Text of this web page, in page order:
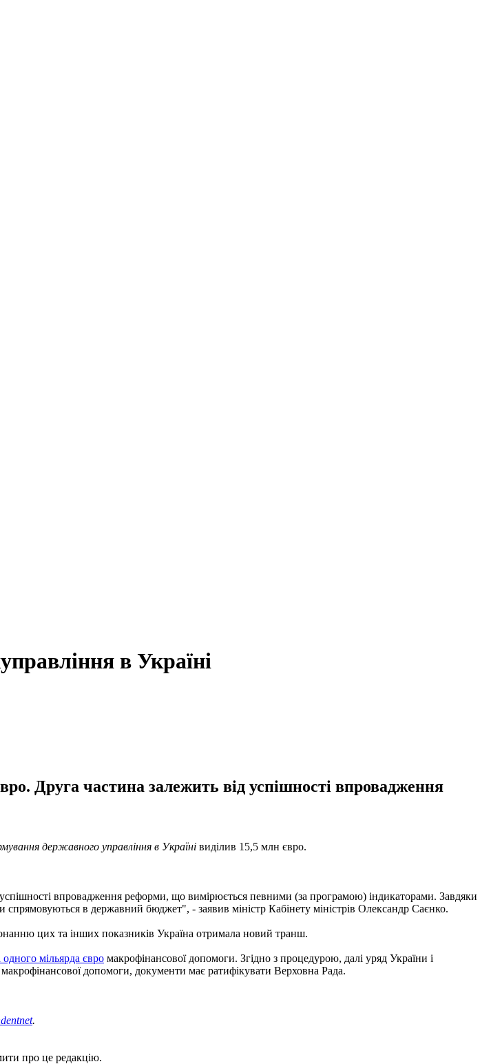
в Україні
Друга частина залежить від успішності впровадження
державного управління в Україні виділив 15,5 млн євро.
впровадження реформи, що вимірюється певними (за програмою) індикаторами. Завдяки
в державний бюджет", - заявив міністр Кабінету міністрів Олександр Саєнко.
цих та інших показників Україна отримала новий транш.
мільярда євро макрофінансової допомоги. Згідно з процедурою, далі уряд України і
допомоги, документи має ратифікувати Верховна Рада.
.
про це редакцію.